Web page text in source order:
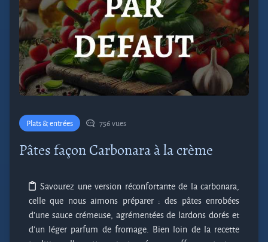
Plats & entrées 756 vues
Pâtes façon Carbonara à la crème
Savourez une version réconfortante de la carbonara,
celle que nous aimons préparer : des pâtes enrobées
d'une sauce crémeuse, agrémentées de lardons dorés et
d'un léger parfum de fromage. Bien loin de la recette